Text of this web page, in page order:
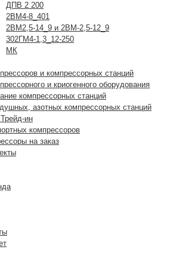
ДПВ 2 200
2ВМ4-8_401
2ВМ2,5-14_9 и 2ВМ-2,5-12_9
302ГМ4-1,3_12-250
МК
и компрессорных станций
и криогенного оборудования
компрессорных станций
азотных компрессорных станций
ин
компрессоров
на заказ